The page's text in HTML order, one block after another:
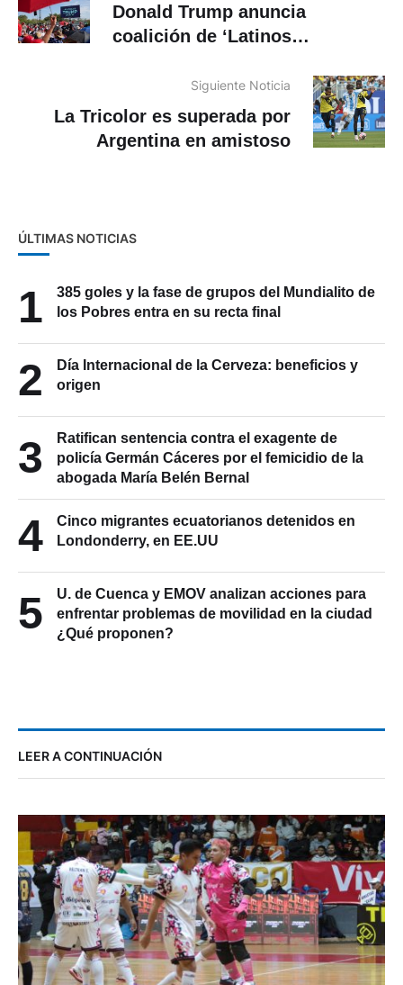
Donald Trump anuncia
coalición de ‘Latinos
Siguiente Noticia
La Tricolor es superada por
Argentina en amistoso
ÚLTIMAS NOTICIAS
1
385 goles y la fase de grupos del Mundialito de
los Pobres entra en su recta final
2
Día Internacional de la Cerveza: beneficios y
origen
3
Ratifican sentencia contra el exagente de
policía Germán Cáceres por el femicidio de la
abogada María Belén Bernal
4
Cinco migrantes ecuatorianos detenidos en
Londonderry, en EE.UU
5
U. de Cuenca y EMOV analizan acciones para
enfrentar problemas de movilidad en la ciudad
¿Qué proponen?
LEER A CONTINUACIÓN